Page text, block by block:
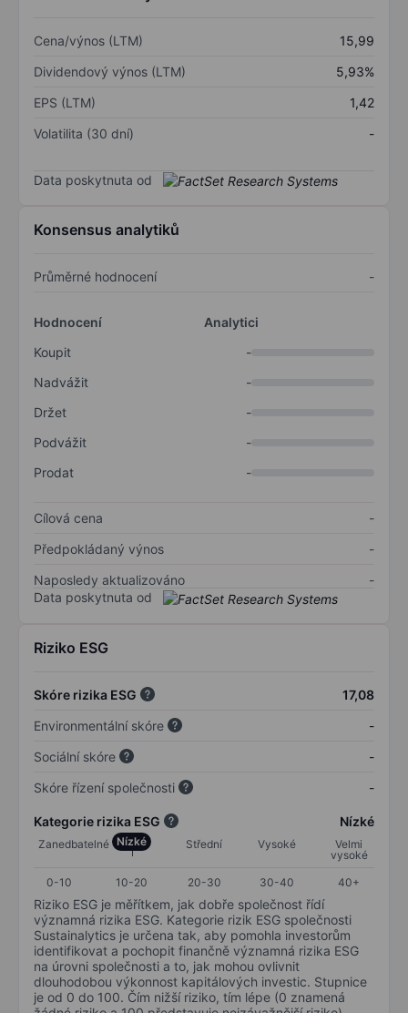
Cena/výnos (LTM)
15,99
Dividendový výnos (LTM)
5,93%
EPS (LTM)
1,42
Volatilita (30 dní)
-
Data poskytnuta od
Konsensus analytiků
Průměrné hodnocení -
Hodnocení
Analytici
Koupit
-
Nadvážit
-
Držet
-
Podvážit
-
Prodat
-
Cílová cena
-
Předpokládaný výnos
-
Naposledy aktualizováno
-
Data poskytnuta od
Riziko ESG
Skóre rizika ESG
17,08
Environmentální skóre
-
Sociální skóre
-
Skóre řízení společnosti
-
Kategorie rizika ESG Nízké
Zanedbatelné Nízké Střední Vysoké
Velmi
vysoké
0-10
10-20 20-30 30-40 40+
Riziko ESG je měřítkem, jak dobře společnost řídí
významná rizika ESG. Kategorie rizik ESG společnosti
Sustainalytics je určena tak, aby pomohla investorům
identifikovat a pochopit finančně významná rizika ESG
na úrovni společnosti a to, jak mohou ovlivnit
dlouhodobou výkonnost kapitálových investic. Stupnice
je od 0 do 100. Čím nižší riziko, tím lépe (0 znamená